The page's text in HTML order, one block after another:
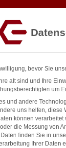
€ exkl.
bevor Sie
alt sind und Ihre
um
und andere
uns helfen, diese
können
die Messung von
finden Sie in
Ihrer Daten